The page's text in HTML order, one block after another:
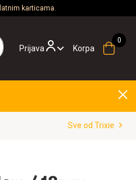
karticama.
Prijava Korpa
Sve od Trixie